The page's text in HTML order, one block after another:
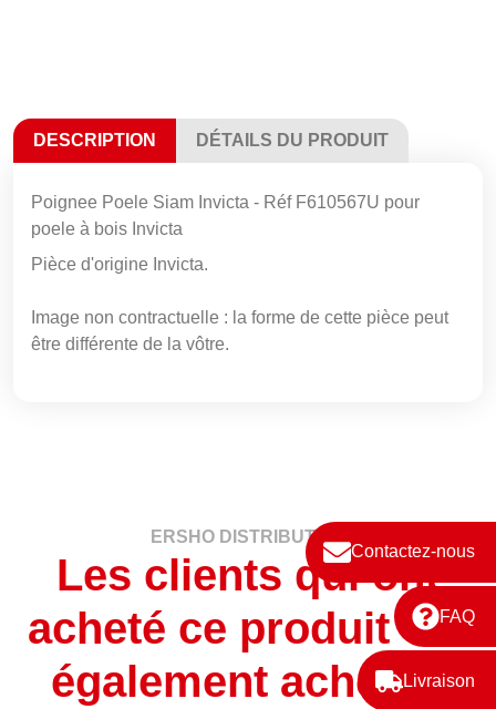
Contactez-nous
FAQ
Livraison
DESCRIPTION DÉTAILS DU PRODUIT
Poignee Poele Siam Invicta - Réf F610567U pour
poele à bois Invicta
Pièce d'origine Invicta.
Image non contractuelle : la forme de cette pièce peut
être différente de la vôtre.
ERSHO DISTRIBUTION
Les clients qui ont
acheté ce produit ont
également acheté :